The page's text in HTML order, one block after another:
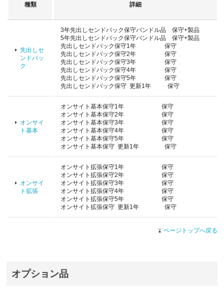
種類 詳細
先出しセ
ンドバッ
ク
3年先出しセンドバック保守バンドル品 保守+製品
5年先出しセンドバック保守バンドル品 保守+製品
先出しセンドバック保守1年 保守
先出しセンドバック保守2年 保守
先出しセンドバック保守3年 保守
先出しセンドバック保守4年 保守
先出しセンドバック保守5年 保守
先出しセンドバック保守 更新1年 保守
オンサイ
ト基本
オンサイト基本保守1年 保守
オンサイト基本保守2年 保守
オンサイト基本保守3年 保守
オンサイト基本保守4年 保守
オンサイト基本保守5年 保守
オンサイト基本保守 更新1年 保守
オンサイ
ト拡張
オンサイト拡張保守1年 保守
オンサイト拡張保守2年 保守
オンサイト拡張保守3年 保守
オンサイト拡張保守4年 保守
オンサイト拡張保守5年 保守
オンサイト拡張保守 更新1年 保守
ページトップへ戻る
オプション品